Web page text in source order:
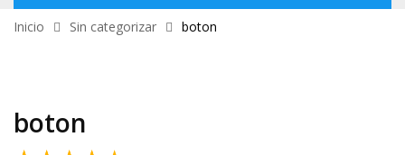
Inicio Sin categorizar boton
boton